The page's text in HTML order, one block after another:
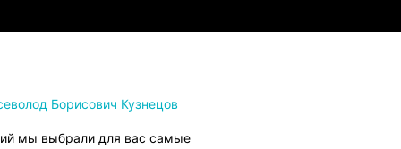
Борисович Кузнецов
мы выбрали для вас самые